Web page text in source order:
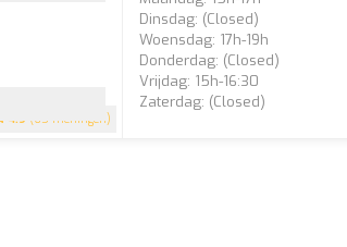
4.9 (65 meningen)
Dinsdag: (closed)
Woensdag: 17h-19h
Donderdag: (closed)
Vrijdag: 15h-16:30
Zaterdag: (closed)